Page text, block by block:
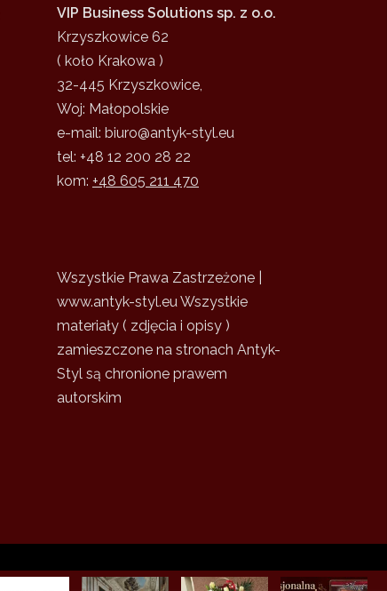
VIP Business Solutions sp. z o.o.
Krzyszkowice 62
( koło Krakowa )
32-445 Krzyszkowice,
Woj: Małopolskie
e-mail: biuro@antyk-styl.eu
tel: +48 12 200 28 22
kom: +48 605 211 470
Wszystkie Prawa Zastrzeżone |
www.antyk-styl.eu Wszystkie
materiały ( zdjęcia i opisy )
zamieszczone na stronach Antyk-
Styl są chronione prawem
autorskim